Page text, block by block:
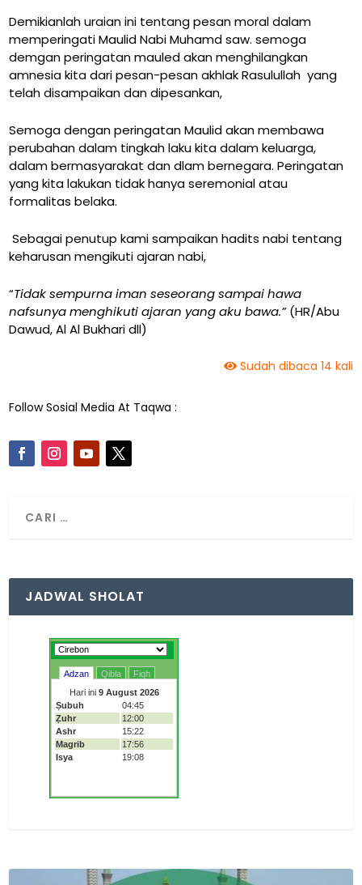
Demikianlah uraian ini tentang pesan moral dalam
memperingati Maulid Nabi Muhamd saw. semoga
demgan peringatan mauled akan menghilangkan
amnesia kita dari pesan-pesan akhlak Rasulullah yang
telah disampaikan dan dipesankan,
Semoga dengan peringatan Maulid akan membawa
perubahan dalam tingkah laku kita dalam keluarga,
dalam bermasyarakat dan dlam bernegara. Peringatan
yang kita lakukan tidak hanya seremonial atau
formalitas belaka.
Sebagai penutup kami sampaikan hadits nabi tentang
keharusan mengikuti ajaran nabi,
“Tidak sempurna iman seseorang sampai hawa
nafsunya menghikuti ajaran yang aku bawa.”(HR/Abu
Dawud, Al Al Bukhari dll)
Sudah dibaca 14 kali
Follow Sosial Media At Taqwa :
JADWAL SHOLAT